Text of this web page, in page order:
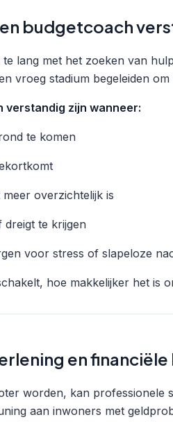
budgetcoach
lang met het zoeken van
vroeg stadium begeleiden
verstandig zijn wanneer:
te komen
overzichtelijk is
dreigt te krijgen
voor stress of slapeloze
hoe makkelijker het is
en financiële
worden, kan professionele
aan inwoners met